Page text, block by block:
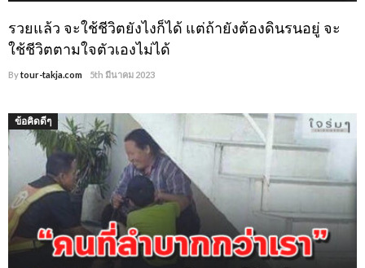
รวยแล้ว จะใช้ชีวิตยังไงก็ได้ แต่ถ้ายังต้องดินรนอยู่ จะ
ใช้ชีวิตตามใจตัวเองไม่ได้
Bytour-takja.com 5th มีนาคม 2023
ข้อคิดดีๆ